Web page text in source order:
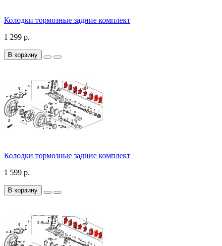
Колодки тормозные задние комплект
1 299 р.
В корзину
Колодки тормозные задние комплект
1 599 р.
В корзину